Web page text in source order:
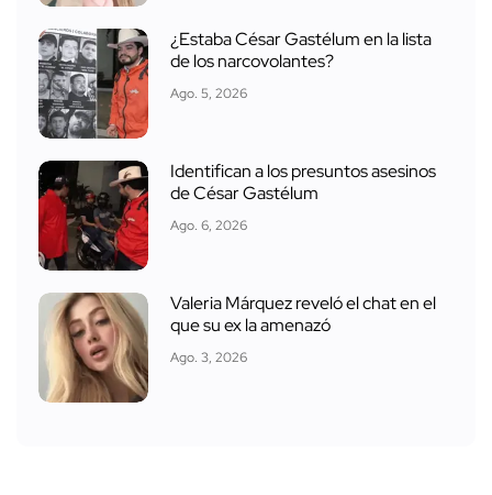
¿Estaba César Gastélum en la lista
de los narcovolantes?
Ago. 5, 2026
Identifican a los presuntos asesinos
de César Gastélum
Ago. 6, 2026
Valeria Márquez reveló el chat en el
que su ex la amenazó
Ago. 3, 2026